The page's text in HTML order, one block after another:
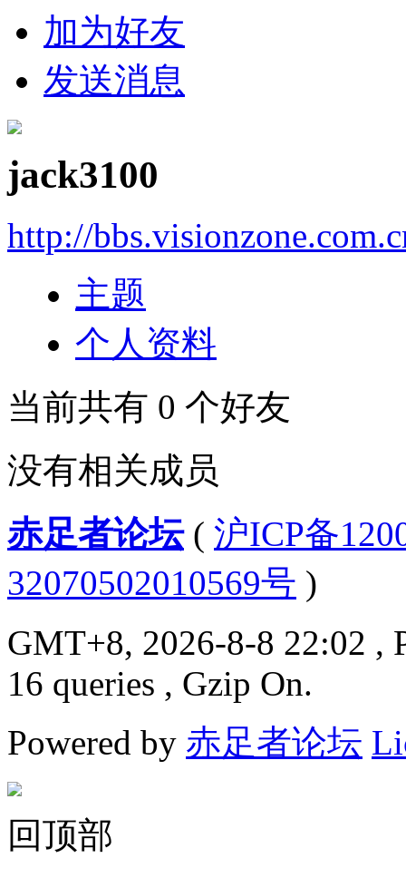
加为好友
发送消息
jack3100
http://
主题
个人资料
当前共有 0 个好友
没有相关成员
赤足者论坛( 沪ICP备
32070502010569号 )
GMT+8, 2026-8-8 22:02 ,
16 queries , Gzip On.
Powered by 赤足者论坛
回顶部